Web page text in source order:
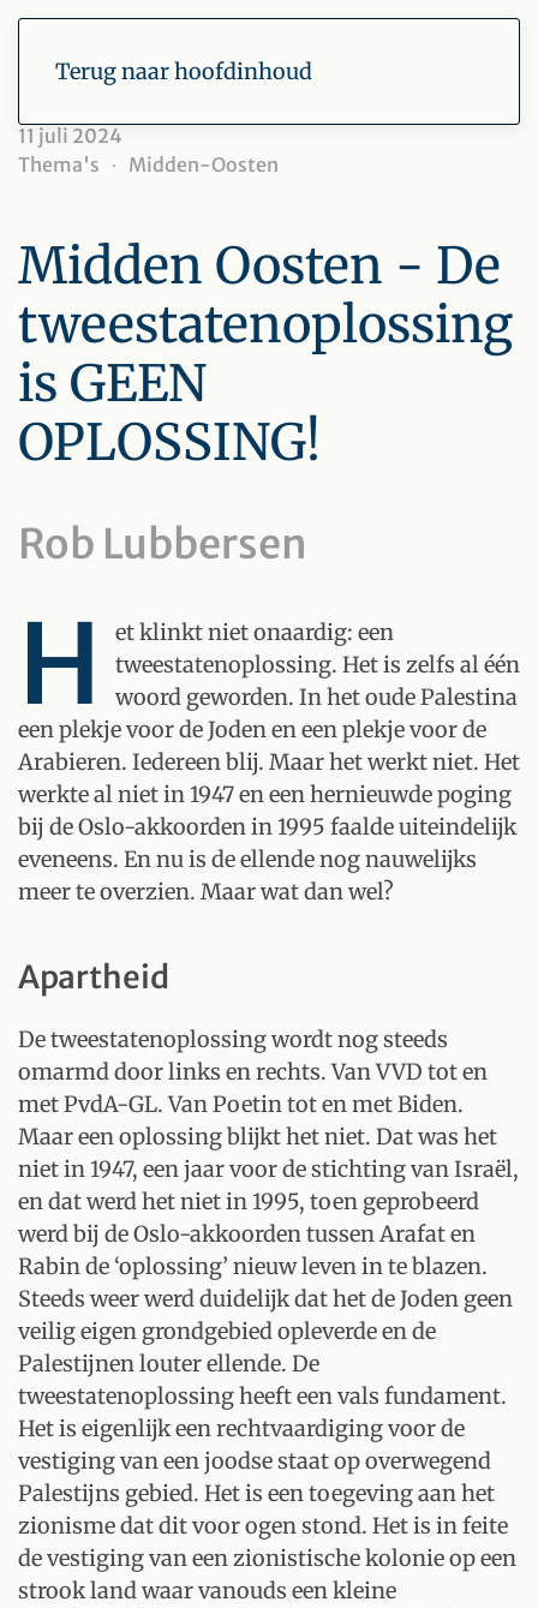
Terug naar hoofdinhoud
11 juli 2024
Thema's
Midden-Oosten
Midden Oosten - De
tweestatenoplossing
is GEEN
OPLOSSING!
Rob Lubbersen
H
et klinkt niet onaardig: een
tweestatenoplossing. Het is zelfs al één
woord geworden. In het oude Palestina
een plekje voor de Joden en een plekje voor de
Arabieren. Iedereen blij. Maar het werkt niet. Het
werkte al niet in 1947 en een hernieuwde poging
bij de Oslo-akkoorden in 1995 faalde uiteindelijk
eveneens. En nu is de ellende nog nauwelijks
meer te overzien. Maar wat dan wel?
Apartheid
De tweestatenoplossing wordt nog steeds
omarmd door links en rechts. Van VVD tot en
met PvdA-GL. Van Poetin tot en met Biden.
Maar een oplossing blijkt het niet. Dat was het
niet in 1947, een jaar voor de stichting van Israël,
en dat werd het niet in 1995, toen geprobeerd
werd bij de Oslo-akkoorden tussen Arafat en
Rabin de ‘oplossing’ nieuw leven in te blazen.
Steeds weer werd duidelijk dat het de Joden geen
veilig eigen grondgebied opleverde en de
Palestijnen louter ellende. De
tweestatenoplossing heeft een vals fundament.
Het is eigenlijk een rechtvaardiging voor de
vestiging van een joodse staat op overwegend
Palestijns gebied. Het is een toegeving aan het
zionisme dat dit voor ogen stond. Het is in feite
de vestiging van een zionistische kolonie op een
strook land waar vanouds een kleine